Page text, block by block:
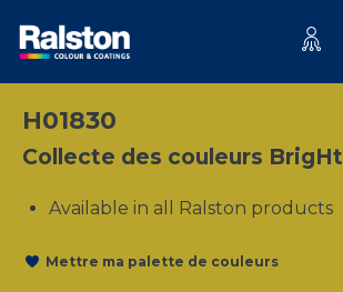
H01830
Collecte des couleurs BrigHt
Available in all Ralston products
Mettre ma palette de couleurs